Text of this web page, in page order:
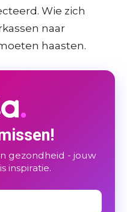
Wie zich
naar
haasten.
gezondheid - jouw
inspiratie.